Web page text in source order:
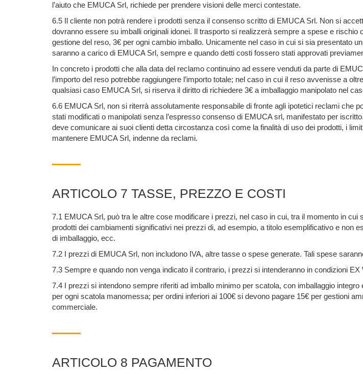
l’aiuto che EMUCA Srl, richiede per prendere visioni delle merci contestate.
6.5 Il cliente non potrà rendere i prodotti senza il consenso scritto di EMUCA Srl. Non si
dovranno essere su imballi originali idonei. Il trasporto si realizzerà sempre a spese e
gestione del reso, 3€ per ogni cambio imballo. Unicamente nel caso in cui si sia presentato
saranno a carico di EMUCA Srl, sempre e quando detti costi fossero stati approvati
In concreto i prodotti che alla data del reclamo continuino ad essere venduti da parte di
l’importo del reso potrebbe raggiungere l’importo totale; nel caso in cui il reso avvenisse a
qualsiasi caso EMUCA Srl, si riserva il diritto di richiedere 3€ a imballaggio manipolato nel
6.6 EMUCA Srl, non si riterrà assolutamente responsabile di fronte agli ipotetici reclami che
stati modificati o manipolati senza l’espresso consenso di EMUCA srl, manifestato per
deve comunicare ai suoi clienti detta circostanza così come la finalità di uso dei prodotti, i
mantenere EMUCA Srl, indenne da reclami.
ARTICOLO 7 TASSE, PREZZO E COSTI
7.1 EMUCA Srl, può tra le altre cose modificare i prezzi, nel caso in cui, tra il momento in
prodotti dei cambiamenti significativi nei prezzi di, ad esempio, a titolo esemplificativo e non
di imballaggio, ecc.
7.2 I prezzi di EMUCA Srl, non includono IVA, altre tasse o spese generate. Tali spese
7.3 Sempre e quando non venga indicato il contrario, i prezzi si intenderanno in condizioni
7.4 I prezzi si intendono sempre riferiti ad imballo minimo per scatola, con imballaggio
per ogni scatola manomessa; per ordini inferiori ai 100€ si devono pagare 15€ per gestioni
commerciale.
ARTICOLO 8 PAGAMENTO